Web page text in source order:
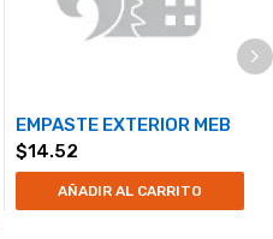
EMPASTE EXTERIOR MEB
$14.52
AÑADIR AL CARRITO